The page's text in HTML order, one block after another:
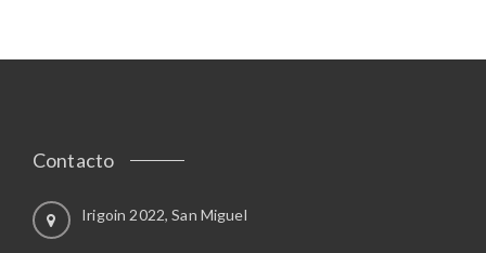
Contacto
Irigoin 2022, San Miguel